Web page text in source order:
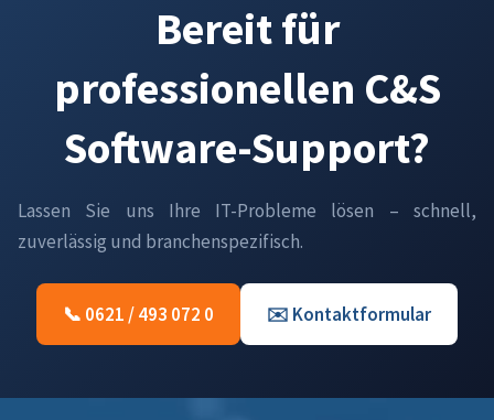
Bereit für
professionellen C&S
Software-Support?
Lassen Sie uns Ihre IT-Probleme lösen – schnell,
zuverlässig und branchenspezifisch.
📞 0621 / 493 072 0 ✉️ Kontaktformular